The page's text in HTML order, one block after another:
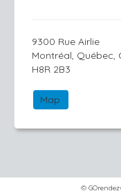
9300 Rue Airlie
Montréal, Québec,
H8R 2B3
Map
©